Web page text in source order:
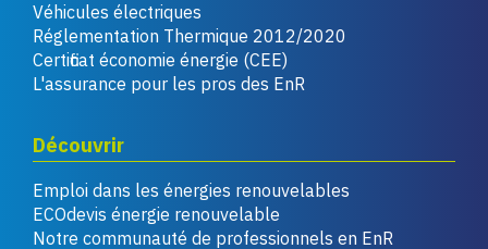
Véhicules électriques
Réglementation Thermique 2012/2020
Certificat économie énergie (CEE)
L'assurance pour les pros des EnR
Découvrir
Emploi dans les énergies renouvelables
ECOdevis énergie renouvelable
Notre communauté de professionnels en EnR